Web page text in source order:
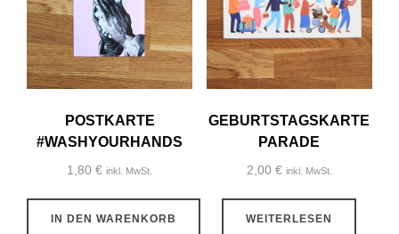
POSTKARTE
#WASHYOURHANDS
1,80€ inkl. MwSt.
IN DEN WARENKORB
GEBURTSTAGSKARTE
PARADE
2,00 € inkl. MwSt.
WEITERLESEN